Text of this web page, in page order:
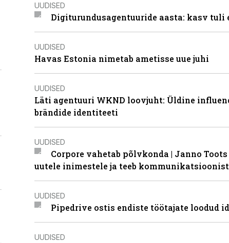
UUDISED
Digiturundusagentuuride aasta: kasv tuli
UUDISED
Havas Estonia nimetab ametisse uue juhi
UUDISED
Läti agentuuri WKND loovjuht: Üldine
brändide identiteeti
UUDISED
Corpore vahetab põlvkonda | Janno
uutele inimestele ja teeb
UUDISED
Pipedrive ostis endiste töötajate loodud
UUDISED